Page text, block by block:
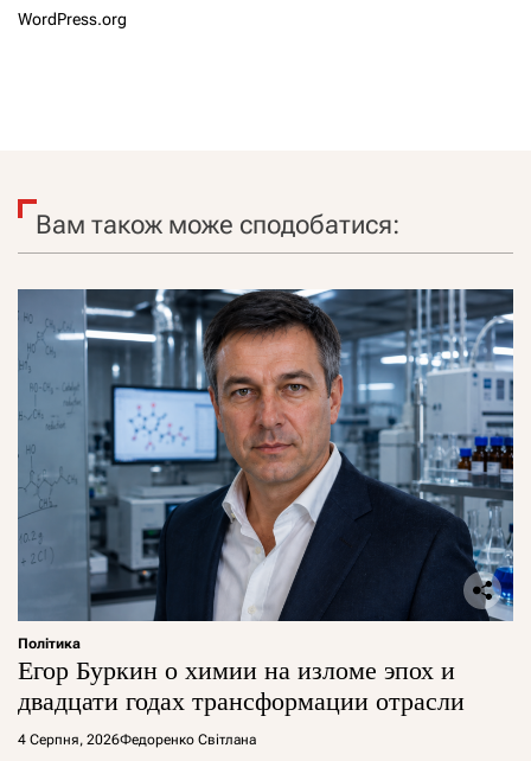
WordPress.org
Вам також може сподобатися:
Політика
Егор Буркин о химии на изломе эпох и
двадцати годах трансформации отрасли
4 Серпня, 2026Федоренко Світлана